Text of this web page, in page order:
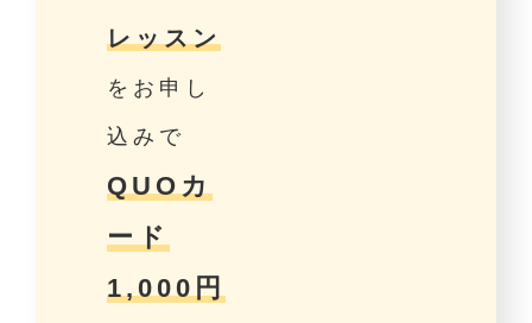
レッスン
をお申し
込みで
QUOカ
ード
1,000円